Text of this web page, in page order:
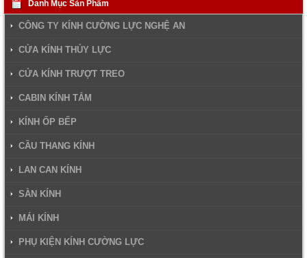
Danh Mục Sản Phẩm
CÔNG TY KÍNH CƯỜNG LỰC NGHỆ AN
CỬA KÍNH THỦY LỰC
CỬA KÍNH TRƯỢT TREO
CABIN KÍNH TẮM
KÍNH ỐP BẾP
CẦU THANG KÍNH
LAN CAN KÍNH
SÀN KÍNH
MÁI KÍNH
PHỤ KIỆN KÍNH CƯỜNG LỰC